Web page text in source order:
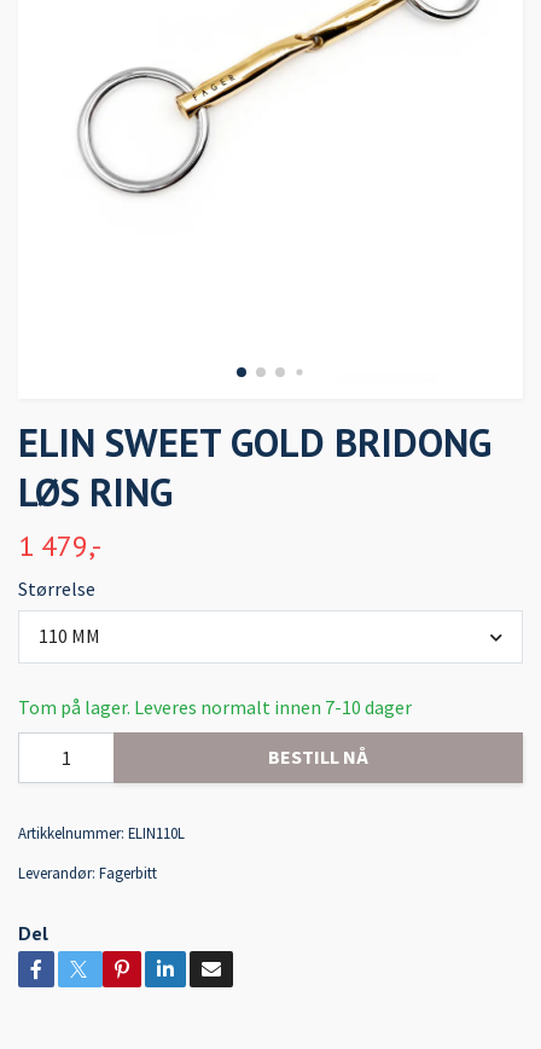
ELIN SWEET GOLD BRIDONG
LØS RING
1 479,-
Størrelse
110 MM
Tom på lager. Leveres normalt innen 7-10 dager
BESTILL NÅ
Artikkelnummer: ELIN110L
Leverandør: Fagerbitt
Del